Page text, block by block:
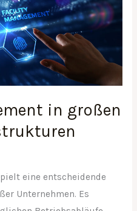
in großen
eine entscheidende
Unternehmen. Es